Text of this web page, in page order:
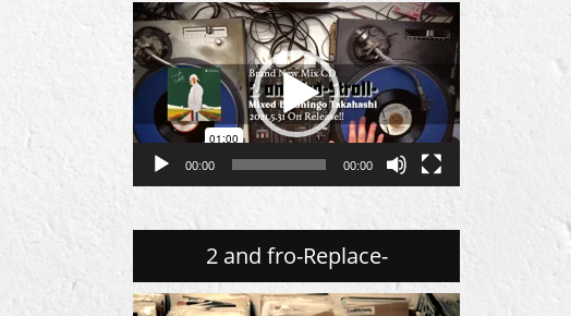
動
画
プ
レ
ー
ヤ
00:00 00:00
2 and fro-Replace-
動